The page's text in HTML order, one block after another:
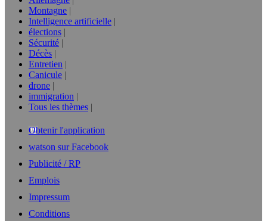
Montagne
Intelligence artificielle
élections
Sécurité
Décès
Entretien
Canicule
drone
immigration
Tous les thèmes
Obtenir l'application
watson sur Facebook
Publicité / RP
Emplois
Impressum
Conditions